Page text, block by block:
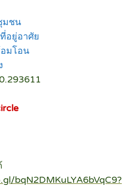
มชน
อยู่อาศัย
มโอน
bqN2DMKuLYA6bVqC9?